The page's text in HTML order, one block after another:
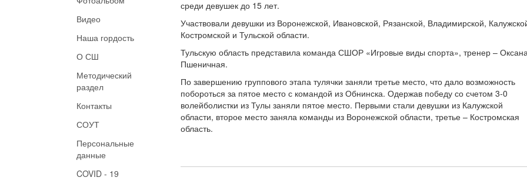
Видео
Наша гордость
О СШ
Методический
раздел
Контакты
СОУТ
Персональные
данные
COVID - 19
среди девушек до 15 лет.
Участвовали девушки из Воронежской, Ивановской, Рязанской, Владимирской,
Костромской и Тульской области.
Тульскую область представила команда СШОР «Игровые виды спорта», тренер –
Пшеничная.
По завершению группового этапа тулячки заняли третье место, что дало возможность
побороться за пятое место с командой из Обнинска. Одержав победу со счетом 3-0
волейболистки из Тулы заняли пятое место. Первыми стали девушки из Калужской
области, второе место заняла команды из Воронежской области, третье – Костромская
область.